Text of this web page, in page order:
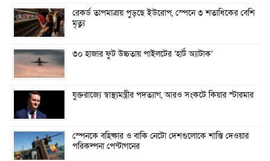
রেকর্ড তাপমাত্রায় পুড়ছে ইউরোপ, স্পেনে ৩ শতাধিকের বেশি
মৃত্যু
৩০ হাজার ফুট উচ্চতায় পাইলটের ‘হার্ট অ্যাটাক’
যুক্তরাজ্যে স্বাস্থ্যমন্ত্রীর পদত্যাগ, আরও সংকটে কিয়ার স্টারমার
স্পেনকে বহিষ্কার ও বাকি নেটো দেশগুলোকে শাস্তি দেওয়ার
পরিকল্পনা পেন্টাগনের